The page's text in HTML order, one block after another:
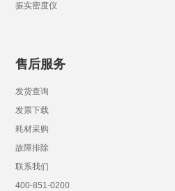
振实密度仪
售后服务
发货查询
发票下载
耗材采购
故障排除
联系我们
400-851-0200